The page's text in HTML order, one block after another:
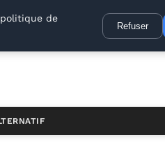
de
Refuser